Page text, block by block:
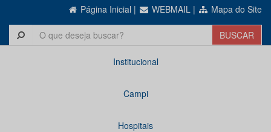
Página Inicial | WEBMAIL | Mapa do Site
Institucional
Campi
Hospitais